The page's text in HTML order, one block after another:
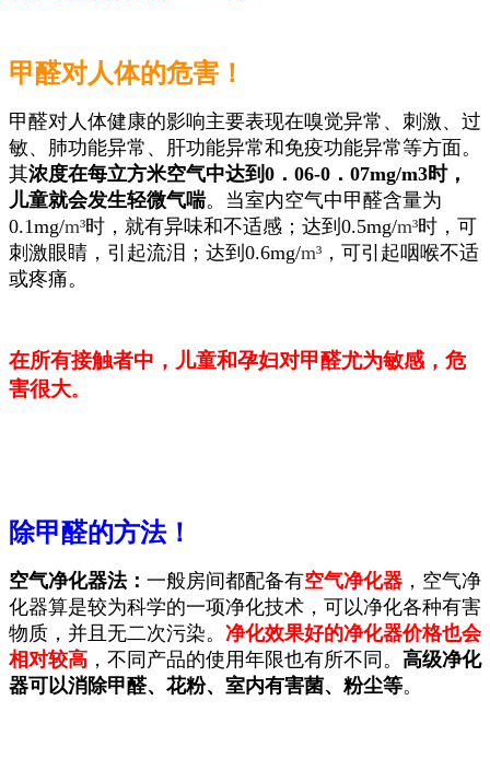
甲醛对人体的危害！
甲醛对人体健康的影响主要表现在嗅觉异常、刺激、过
敏、肺功能异常、肝功能异常和免疫功能异常等方面。
其浓度在每立方米空气中达到0．06-0．07mg/m3时，
儿童就会发生轻微气喘。当室内空气中甲醛含量为
0.1mg/m³时，就有异味和不适感；达到0.5mg/m³时，可
刺激眼睛，引起流泪；达到0.6mg/m³ ，可引起咽喉不适
或疼痛。
在所有接触者中，儿童和孕妇对甲醛尤为敏感，危
害很大。
除甲醛的方法！
空气净化器法： 一般房间都配备有空气净化器 ，空气净
化器算是较为科学的一项净化技术，可以净化各种有害
物质，并且无二次污染。 净化效果好的净化器价格也会
相对较高 ，不同产品的使用年限也有所不同。 高级净化
器可以消除甲醛、花粉、室内有害菌、粉尘等。